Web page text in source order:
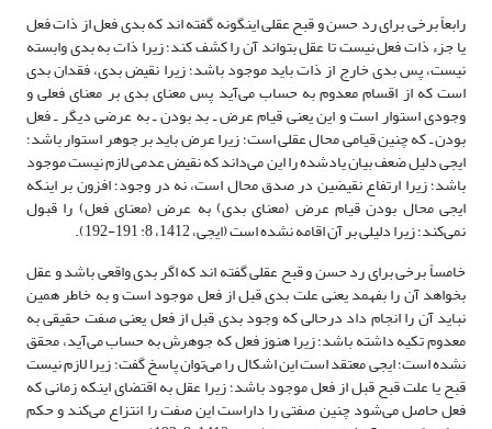
رابعاً برخی برای رد حسن و قبح عقلی اینگونه گفته اند که بدی فعل از ذات فعل
یا جزء ذات فعل نیست تا عقل بتواند آن را کشف کند؛ زیرا ذات به بدی وابسته
نیست، پس بدی خارج از ذات باید موجود باشد؛ زیرا نقیض بدی، فقدان بدی
است که از اقسام معدوم به حساب می‌آید پس معنای بدی بر معنای فعلی و
وجودی استوار است و این یعنی قیام عرض ـ بد بودن ـ به عرضی دیگر ـ فعل
بودن ـ که چنین قیامی محال عقلی است؛ زیرا عرض باید بر جوهر استوار باشد؛
ایجی دلیل ضعف بیان یادشده را این می‌داند که نقیض عدمی لازم نیست موجود
باشد؛ زیرا ارتفاع نقیضین در صدق محال است، نه در وجود؛ افزون بر اینکه
ایجی محال بودن قیام عرض (معنای بدی) به عرض (معنای فعل) را قبول
نمی‌کند؛ زیرا دلیلی بر آن اقامه نشده است (ایجی، 1412، 8: 191-192).
خامساً برخی برای رد حسن و قبح عقلی گفته اند که اگر بدی واقعی باشد و عقل
بخواهد آن را بفهمد یعنی علت بدی قبل از فعل موجود است و به خاطر همین
نباید آن را انجام داد درحالی که وجود بدی قبل از فعل یعنی صفت حقیقی به
معدوم تکیه داشته باشد؛ زیرا هنوز فعل که جوهرش به حساب می‌آید، محقق
نشده است؛ ایجی معتقد است این اشکال را می‌توان پاسخ گفت؛ زیرا لازم نیست
قبح یا علت قبح قبل از فعل موجود باشد؛ زیرا عقل به اقتضای اینکه زمانی که
فعل حاصل می‌شود چنین صفتی را داراست این صفت را انتزاع می‌کند و حکم